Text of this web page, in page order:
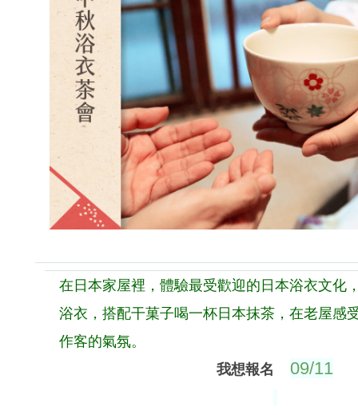
在日本家屋裡，體驗最受歡迎的日本浴衣文化
浴衣，搭配干菓子喝一杯日本抹茶，在老屋感
作客的氣氛。
我想報名 09/11